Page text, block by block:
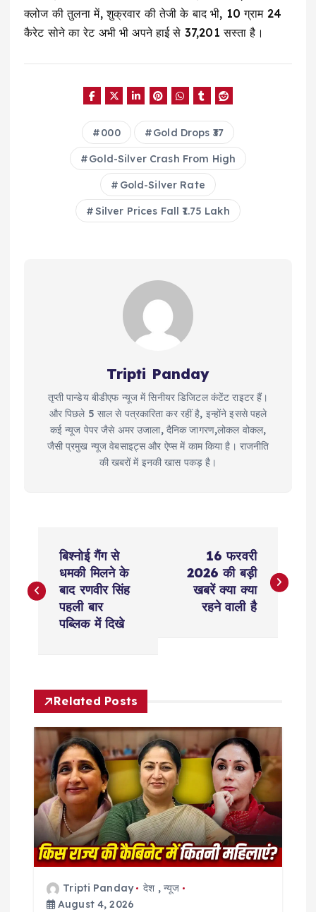
क्लोज की तुलना में, शुक्रवार की तेजी के बाद भी, 10 ग्राम 24
कैरेट सोने का रेट अभी भी अपने हाई से ₹37,201 सस्ता है।
000 Gold Drops ₹37
Gold-Silver Crash From High
Gold-Silver Rate
Silver Prices Fall ₹1.75 Lakh
Tripti Panday
तृप्ती पान्डेय बीडीएफ न्यूज में सिनीयर डिजिटल कंटेंट राइटर हैं।
और पिछले 5 साल से पत्रकारिता कर रहीं है, इन्होंने इससे पहले
कई न्यूज पेपर जैसे अमर उजाला, दैनिक जागरण,लोकल वोकल,
जैसी प्रमुख न्यूज वेबसाइट्स और ऐप्स में काम किया है। राजनीति
की खबरों में इनकी खास पकड़ है।
o
s
n
a
v
g
a
बिश्नोई गैंग से
धमकी मिलने के
बाद रणवीर सिंह
पहली बार
पब्लिक में दिखे
16 फरवरी
2026 की बड़ी
खबरें क्या क्या
रहने वाली है
Related Posts
Tripti Panday देश , न्यूज
August 4, 2026